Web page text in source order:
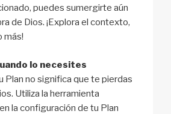
puedes sumergirte aún
de Dios. ¡Explora el contexto,
más!
lo necesites
Plan no significa que te pierdas
Utiliza la herramienta
la configuración de tu Plan